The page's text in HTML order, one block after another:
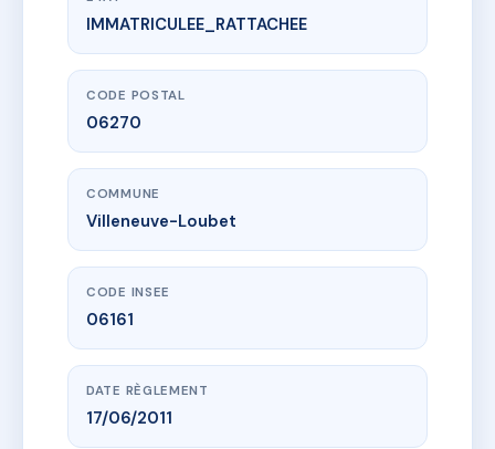
www.vme.plus/AF2473460
11, RUE DES MESURES
11 r des mesures06270 Villeneuve-Loubet
IMMATRICULEE_RATTACHEE
CODE POSTAL
06270
COMMUNE
Villeneuve-Loubet
CODE INSEE
06161
DATE RÈGLEMENT
17/06/2011